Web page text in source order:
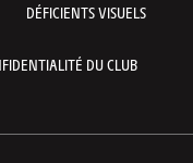
DÉFICIENTS VISUELS
DU CLUB